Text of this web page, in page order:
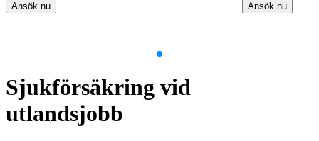
Ansök nu Ansök nu
1
of
Sjukförsäkring vid
utlandsjobb